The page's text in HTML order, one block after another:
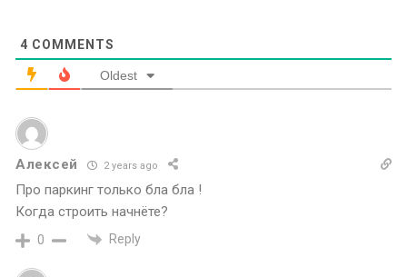
4 COMMENTS
Oldest
Алексей 2 years ago
Про паркинг только бла бла !
Когда строить начнёте?
0 Reply